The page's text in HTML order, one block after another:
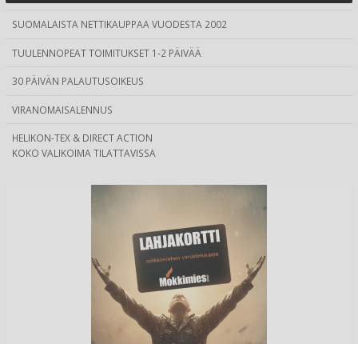
SUOMALAISTA NETTIKAUPPAA VUODESTA 2002
TUULENNOPEAT TOIMITUKSET 1-2 PÄIVÄÄ
30 PÄIVÄN PALAUTUSOIKEUS
VIRANOMAISALENNUS
HELIKON-TEX & DIRECT ACTION
KOKO VALIKOIMA TILATTAVISSA